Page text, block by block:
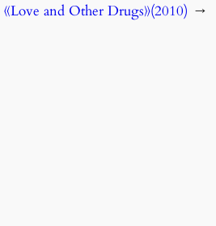
《Love and Other Drugs》(2010) →